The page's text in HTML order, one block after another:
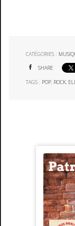
CATÉGORIES :
SHARE
TAGS : POP, ROCK,